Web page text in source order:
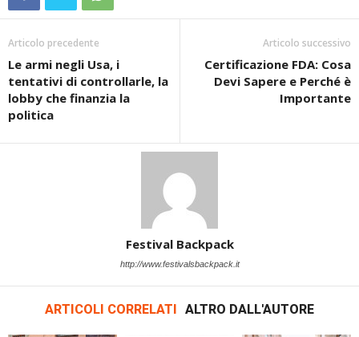
Articolo precedente
Le armi negli Usa, i
tentativi di controllarle, la
lobby che finanzia la
politica
Articolo successivo
Certificazione FDA: Cosa
Devi Sapere e Perché è
Importante
Festival Backpack
http://www.festivalsbackpack.it
ARTICOLI CORRELATI ALTRO DALL'AUTORE